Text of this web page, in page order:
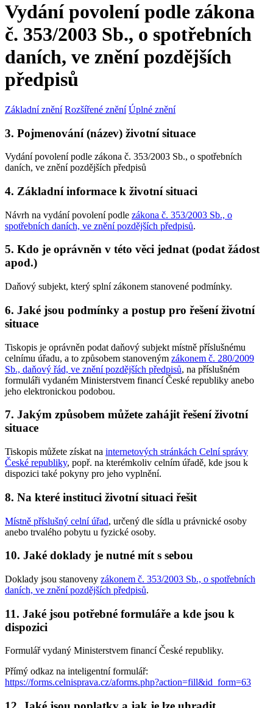
Vydání povolení podle zákona
č. 353/2003 Sb., o spotřebních
daních, ve znění pozdějších
předpisů
Základní znění Rozšířené znění Úplné znění
3. Pojmenování (název) životní situace
Vydání povolení podle zákona č. 353/2003 Sb., o spotřebních
daních, ve znění pozdějších předpisů
4. Základní informace k životní situaci
Návrh na vydání povolení podle zákona č. 353/2003 Sb., o
spotřebních daních, ve znění pozdějších předpisů.
5. Kdo je oprávněn v této věci jednat (podat žádost
apod.)
Daňový subjekt, který splní zákonem stanovené podmínky.
6. Jaké jsou podmínky a postup pro řešení životní
situace
Tiskopis je oprávněn podat daňový subjekt místně příslušnému
celnímu úřadu, a to způsobem stanoveným zákonem č. 280/2009
Sb., daňový řád, ve znění pozdějších předpisů, na příslušném
formuláři vydaném Ministerstvem financí České republiky anebo
jeho elektronickou podobou.
7. Jakým způsobem můžete zahájit řešení životní
situace
Tiskopis můžete získat na internetových stránkách Celní správy
České republiky, popř. na kterémkoliv celním úřadě, kde jsou k
dispozici také pokyny pro jeho vyplnění.
8. Na které instituci životní situaci řešit
Místně příslušný celní úřad, určený dle sídla u právnické osoby
anebo trvalého pobytu u fyzické osoby.
10. Jaké doklady je nutné mít s sebou
Doklady jsou stanoveny zákonem č. 353/2003 Sb., o spotřebních
daních, ve znění pozdějších předpisů.
11. Jaké jsou potřebné formuláře a kde jsou k
dispozici
Formulář vydaný Ministerstvem financí České republiky.
Přímý odkaz na inteligentní formulář:
https://forms.celnisprava.cz/aforms.php?action=fill&id_form=63